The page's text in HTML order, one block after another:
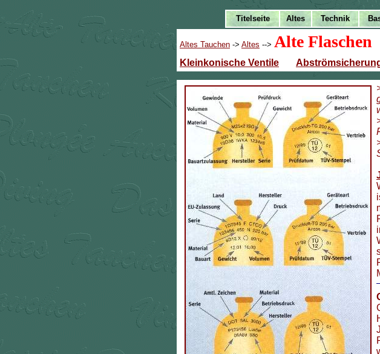
Altes Tauchen -> Altes --> Alte Flaschen
Kleinkonische Ventile